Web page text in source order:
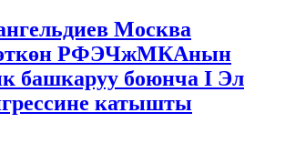
Москва
РФЭЧжМКАнын
башкаруу боюнча I Эл
катышты